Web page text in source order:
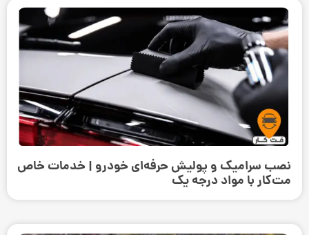
نصب سرامیک و پولیش حرفه‌ای خودرو | خدمات خاص
مت‌کار با مواد درجه یک